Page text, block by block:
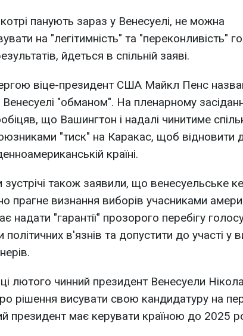
панують зараз у Венесуелі, не можна
на "легітимність" та "переконливість"
йдеться в спільній заяві.
віце-президент США Майкл Пенс
"обманом". На пленарному
що Вашингтон і надалі чинитиме
"тиск" на Каракас, щоб відновити
країні.
зустрічі також заявили, що венесуельське
прагне визнання виборів учасниками
надати "гарантії" прозорого перебігу
політичних в'язнів та допустити до участі у
лютого чинний президент Венесуели
рішення висувати свою кандидатуру на
президент має керувати країною до 2025